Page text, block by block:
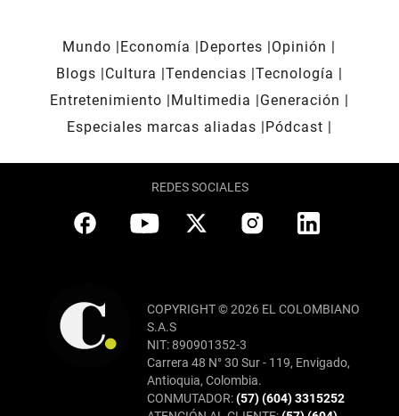
Mundo Economía Deportes
Opinión
Blogs
Cultura Tendencias Tecnología
Entretenimiento
Multimedia
Generación
Especiales marcas aliadas
Pódcast
REDES SOCIALES
COPYRIGHT © 2026 EL COLOMBIANO
S.A.S
NIT: 890901352-3
Carrera 48 N° 30 Sur - 119, Envigado,
Antioquia, Colombia.
CONMUTADOR:(57) (604) 3315252